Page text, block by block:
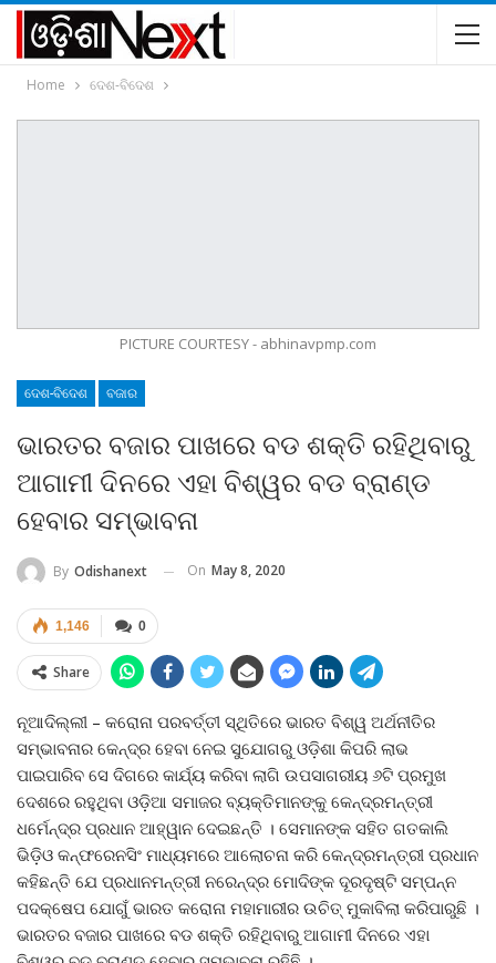
Home ଦେଶ-ବିଦେଶ
PICTURE COURTESY - abhinavpmp.com
ଦେଶ-ବିଦେଶ ବଜାର
ଭାରତର ବଜାର ପାଖରେ ବଡ ଶକ୍ତି ରହିଥିବାରୁ
ଆଗାମୀ ଦିନରେ ଏହା ବିଶ୍ୱର ବଡ ବ୍ରାଣ୍ଡ
ହେବାର ସମ୍ଭାବନା
By Odishanext On May 8, 2020
0
1,146
Share
ନୂଆଦିଲ୍ଲୀ – କରୋନା ପରବର୍ତ୍ତୀ ସ୍ଥିତିରେ ଭାରତ ବିଶ୍ୱ ଅର୍ଥନୀତିର
ସମ୍ଭାବନାର କେନ୍ଦ୍ର ହେବା ନେଇ ସୁଯୋଗରୁ ଓଡ଼ିଶା କିପରି ଲାଭ
ପାଇପାରିବ ସେ ଦିଗରେ କାର୍ଯ୍ୟ କରିବା ଲାଗି ଉପସାଗରୀୟ ୬ଟି ପ୍ରମୁଖ
ଦେଶରେ ରହୁଥିବା ଓଡ଼ିଆ ସମାଜର ବ୍ୟକ୍ତିମାନଙ୍କୁ କେନ୍ଦ୍ରମନ୍ତ୍ରୀ
ଧର୍ମେନ୍ଦ୍ର ପ୍ରଧାନ ଆହ୍ୱାନ ଦେଇଛନ୍ତି । ସେମାନଙ୍କ ସହିତ ଗତକାଲି
ଭିଡ଼ିଓ କନ୍‍ଫରେନସିଂ ମାଧ୍ୟମରେ ଆଲୋଚନା କରି କେନ୍ଦ୍ରମନ୍ତ୍ରୀ ପ୍ରଧାନ
କହିଛନ୍ତି ଯେ ପ୍ରଧାନମନ୍ତ୍ରୀ ନରେନ୍ଦ୍ର ମୋଦିଙ୍କ ଦୂରଦୃଷ୍ଟି ସମ୍ପନ୍ନ
ପଦକ୍ଷେପ ଯୋଗୁଁ ଭାରତ କରୋନା ମହାମାରୀର ଉଚିତ୍‍ ମୁକାବିଲା କରିପାରୁଛି ।
ଭାରତର ବଜାର ପାଖରେ ବଡ ଶକ୍ତି ରହିଥିବାରୁ ଆଗାମୀ ଦିନରେ ଏହା